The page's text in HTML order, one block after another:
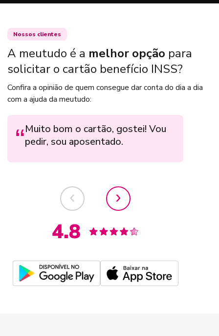
Nossos clientes
A meutudo é a melhor opção para
solicitar o cartão benefício INSS?
Confira a opinião de quem consegue dar conta do dia a dia
com a ajuda da meutudo:
‹
Muito bom o cartão, gostei! Vou
pedir, sou aposentado.
›